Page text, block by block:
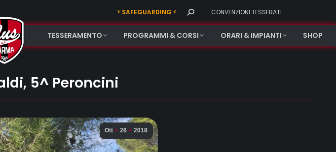
> SAFEGUARDING < Search: CONVENZIONI TESSERATI
TESSERAMENTO PROGRAMMI & CORSI ORARI & IMPIANTI SHOP
5^ Peroncini
Ott 26 2018